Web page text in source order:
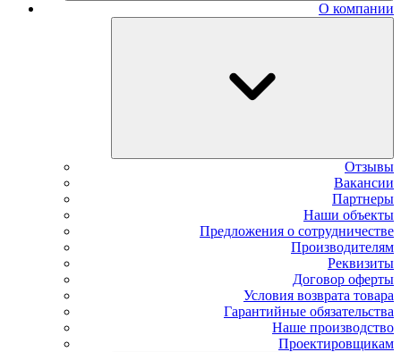
О компании
Отзывы
Вакансии
Партнеры
Наши объекты
Предложения о сотрудничестве
Производителям
Реквизиты
Договор оферты
Условия возврата товара
Гарантийные обязательства
Наше производство
Проектировщикам